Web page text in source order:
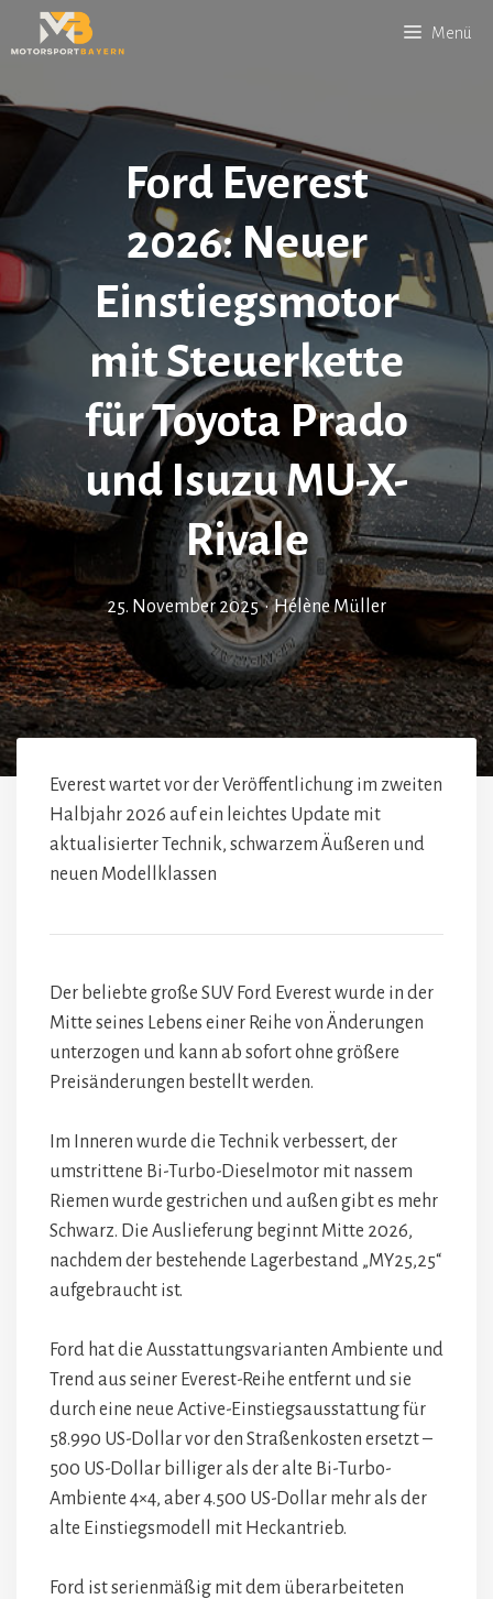
Inhalt
Menü
Ford Everest
2026: Neuer
Einstiegsmotor
mit Steuerkette
für Toyota Prado
und Isuzu MU-X-
Rivale
25. November 2025 • Hélène Müller
Everest wartet vor der Veröffentlichung im zweiten
Halbjahr 2026 auf ein leichtes Update mit
aktualisierter Technik, schwarzem Äußeren und
neuen Modellklassen
Der beliebte große SUV Ford Everest wurde in der
Mitte seines Lebens einer Reihe von Änderungen
unterzogen und kann ab sofort ohne größere
Preisänderungen bestellt werden.
Im Inneren wurde die Technik verbessert, der
umstrittene Bi-Turbo-Dieselmotor mit nassem
Riemen wurde gestrichen und außen gibt es mehr
Schwarz. Die Auslieferung beginnt Mitte 2026,
nachdem der bestehende Lagerbestand „MY25,25“
aufgebraucht ist.
Ford hat die Ausstattungsvarianten Ambiente und
Trend aus seiner Everest-Reihe entfernt und sie
durch eine neue Active-Einstiegsausstattung für
58.990 US-Dollar vor den Straßenkosten ersetzt –
500 US-Dollar billiger als der alte Bi-Turbo-
Ambiente 4×4, aber 4.500 US-Dollar mehr als der
alte Einstiegsmodell mit Heckantrieb.
Ford ist serienmäßig mit dem überarbeiteten